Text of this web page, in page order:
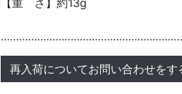
【重 さ】約13g
再入荷についてお問い合わせをす